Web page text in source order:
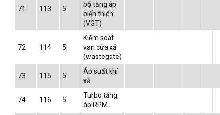
71 113 5
bộ tăng áp
biến thiên
(VGT)
72 114 5
Kiểm soát
van cửa xả
(wastegate)
73 115 5
Áp suất khí
xả
74 116 5
Turbo tăng
áp RPM